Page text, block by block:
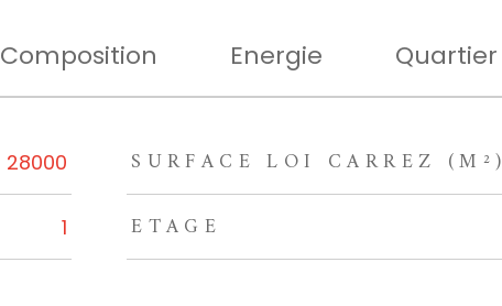
Composition Energie Quartier
28000 SURFACE LOI CARREZ (M²)
1 ETAGE